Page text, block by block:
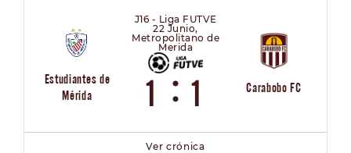
Estudiantes de
Mérida
J16 - Liga FUTVE
22 Junio,
Metropolitano de
Merida
1 : 1 Carabobo FC
Ver crónica